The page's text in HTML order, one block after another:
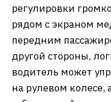
регулировки
рядом с экраном
передним
другой стороны,
водитель может
на рулевом колесе,